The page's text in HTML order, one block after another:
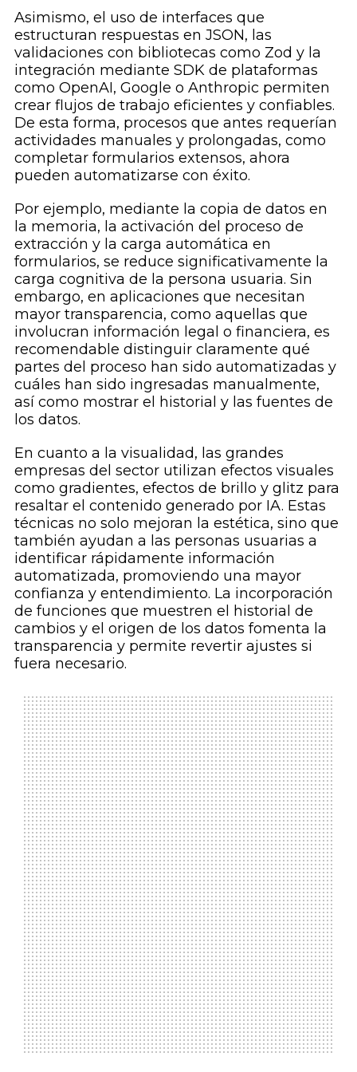
Asimismo, el uso de interfaces que
estructuran respuestas en JSON, las
validaciones con bibliotecas como Zod y la
integración mediante SDK de plataformas
como OpenAI, Google o Anthropic permiten
crear flujos de trabajo eficientes y confiables.
De esta forma, procesos que antes requerían
actividades manuales y prolongadas, como
completar formularios extensos, ahora
pueden automatizarse con éxito.
Por ejemplo, mediante la copia de datos en
la memoria, la activación del proceso de
extracción y la carga automática en
formularios, se reduce significativamente la
carga cognitiva de la persona usuaria. Sin
embargo, en aplicaciones que necesitan
mayor transparencia, como aquellas que
involucran información legal o financiera, es
recomendable distinguir claramente qué
partes del proceso han sido automatizadas y
cuáles han sido ingresadas manualmente,
así como mostrar el historial y las fuentes de
los datos.
En cuanto a la visualidad, las grandes
empresas del sector utilizan efectos visuales
como gradientes, efectos de brillo y glitz para
resaltar el contenido generado por IA. Estas
técnicas no solo mejoran la estética, sino que
también ayudan a las personas usuarias a
identificar rápidamente información
automatizada, promoviendo una mayor
confianza y entendimiento. La incorporación
de funciones que muestren el historial de
cambios y el origen de los datos fomenta la
transparencia y permite revertir ajustes si
fuera necesario.